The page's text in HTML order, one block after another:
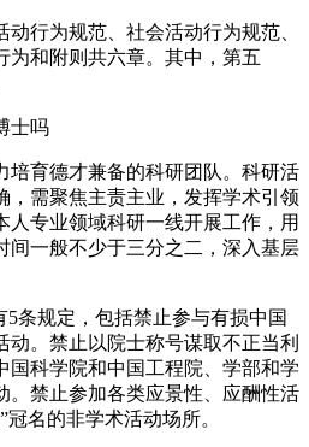
行为规范、社会活动行为规范、
为和附则共六章。其中，第五
培育德才兼备的科研团队。科研活
，需聚焦主责主业，发挥学术引领
人专业领域科研一线开展工作，用
间一般不少于三分之二，深入基层
5条规定，包括禁止参与有损中国
动。禁止以院士称号谋取不正当利
国科学院和中国工程院、学部和学
。禁止参加各类应景性、应酬性活
名的非学术活动场所。